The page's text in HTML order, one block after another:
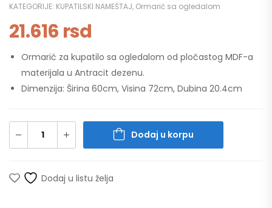
KATEGORIJE: KUPATILSKI NAMEŠTAJ, Ormarić sa ogledalom
21.616 rsd
Ormarić za kupatilo sa ogledalom od pločastog MDF-a
materijala u Antracit dezenu.
Dimenzija: Širina 60cm, Visina 72cm, Dubina 20.4cm
Dodaj u korpu
Dodaj u listu želja